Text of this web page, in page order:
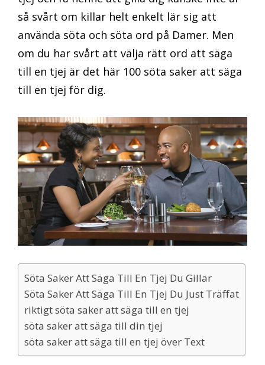
så svårt om killar helt enkelt lär sig att
använda söta och söta ord på Damer. Men
om du har svårt att välja rätt ord att säga
till en tjej är det här 100 söta saker att säga
till en tjej för dig.
Söta Saker Att Säga Till En Tjej Du Gillar
Söta Saker Att Säga Till En Tjej Du Just Träffat
riktigt söta saker att säga till en tjej
söta saker att säga till din tjej
söta saker att säga till en tjej över Text